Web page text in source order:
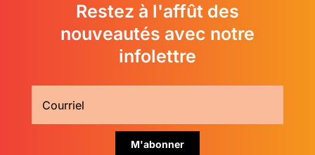
Restez à l'affût des
nouveautés avec notre
infolettre